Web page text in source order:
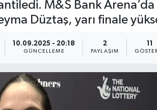
M&S Bank
Düztaş, yarı finale
10.09.2025 - 20:18
GÜNCELLEME
2
PAYLAŞIM